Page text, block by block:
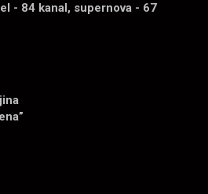
- 84 kanal, supernova - 67